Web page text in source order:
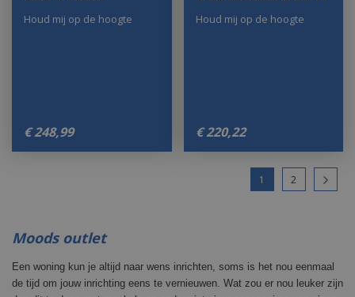
€248,99
Houd mij op de hoogte
€ 220,22
Houd mij op de hoogte
1 2
Moods outlet
Een woning kun je altijd naar wens inrichten, soms is het nou eenmaal
de tijd om jouw inrichting eens te vernieuwen. Wat zou er nou leuker zijn